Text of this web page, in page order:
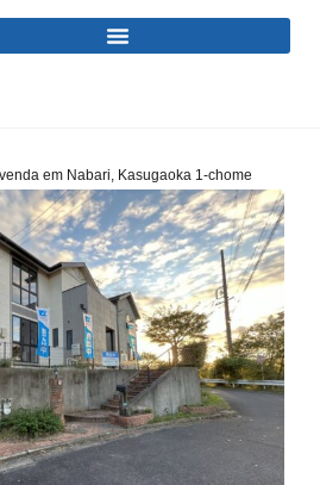
em Nabari, Kasugaoka 1-chome